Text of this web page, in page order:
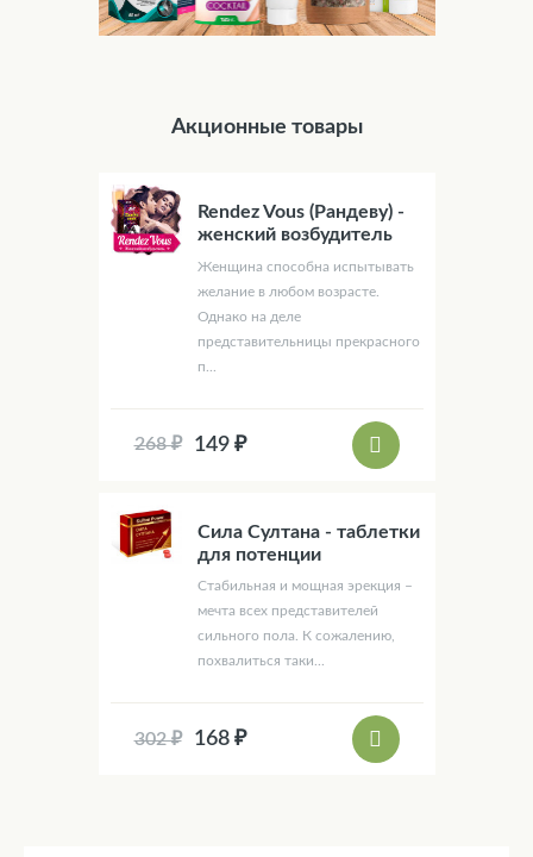
Акционные товары
Rendez Vous (Рандеву) -
женский возбудитель
Женщина способна испытывать
желание в любом возрасте.
Однако на деле
представительницы прекрасного
п...
268 ₽ 149 ₽
Сила Султана - таблетки
для потенции
Стабильная и мощная эрекция –
мечта всех представителей
сильного пола. К сожалению,
похвалиться таки...
302 ₽ 168 ₽